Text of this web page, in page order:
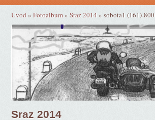
Úvod »Fotoalbum»Sraz 2014»sobota1 (161)-800
Sraz 2014